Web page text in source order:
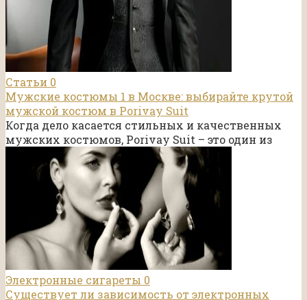
Статьи 0
Мужские костюмы 1 в Москве: выбирайте крутой
мужской костюм в Porivay Suit
Когда дело касается стильных и качественных
мужских костюмов, Porivay Suit – это один из
Электронные сигареты 0
Существует ли зависимость от электронных